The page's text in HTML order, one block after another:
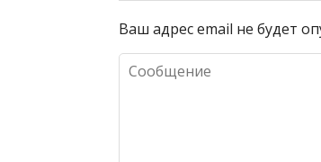
Ваш адрес email не будет